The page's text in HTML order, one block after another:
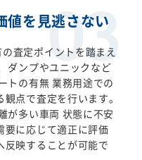
値を見逃さない
査定ポイントを踏まえ
ダンプやユニックなど
トの有無 業務用途での
点で査定を行います。
が多い車両 状態に不安
要に応じて適正に評価
反映することが可能で